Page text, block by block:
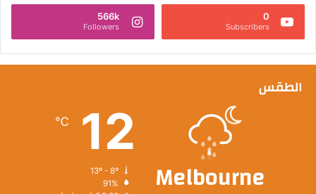
0
Subscribers
566k
Followers
الطقس
Melbourne
12
℃
91%